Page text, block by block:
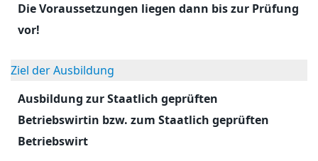
Die Voraussetzungen liegen dann bis zur Prüfung
vor!
Ziel der Ausbildung
Ausbildung zur Staatlich geprüften
Betriebswirtin bzw. zum Staatlich geprüften
Betriebswirt